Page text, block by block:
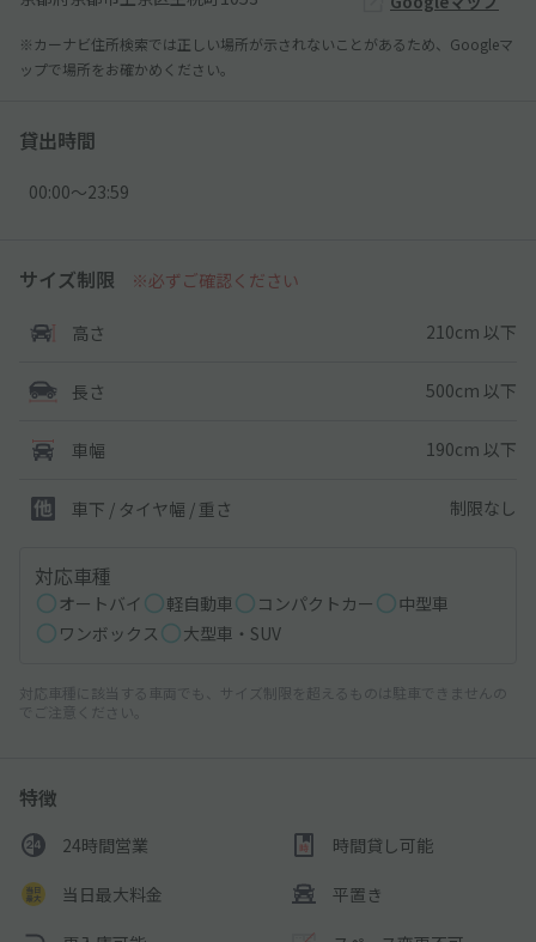
※カーナビ住所検索では正しい場所が示されないことがあるため、Googleマ
ップで場所をお確かめください。
貸出時間
00:00〜23:59
サイズ制限 ※必ずご確認ください
高さ 210cm 以下
長さ 500cm 以下
車幅 190cm 以下
車下 / タイヤ幅 / 重さ 制限なし
対応車種
オートバイ 軽自動車 コンパクトカー
中型車
ワンボックス
大型車・SUV
対応車種に該当する車両でも、サイズ制限を超えるものは駐車できませんの
でご注意ください。
特徴
24時間営業 時間貸し可能
当日最大料金 平置き